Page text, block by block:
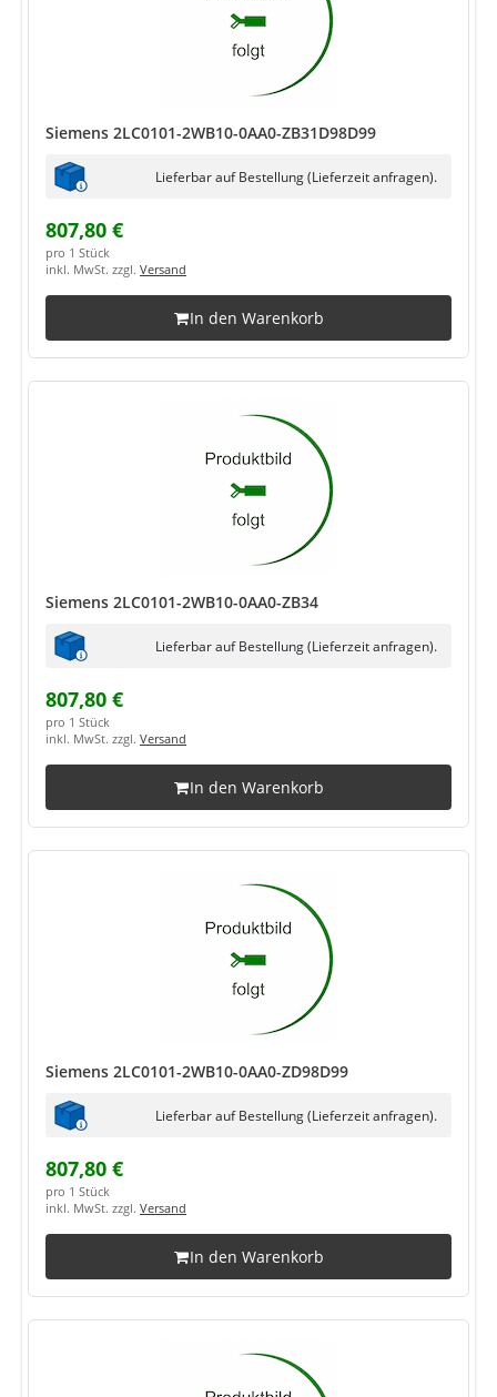
Siemens 2LC0101-2WB10-0AA0-ZB31D98D99
Lieferbar auf Bestellung (Lieferzeit anfragen).
807,80 €
pro 1 Stück
inkl. MwSt. zzgl. Versand
In den Warenkorb
Siemens 2LC0101-2WB10-0AA0-ZB34
Lieferbar auf Bestellung (Lieferzeit anfragen).
807,80 €
pro 1 Stück
inkl. MwSt. zzgl. Versand
In den Warenkorb
Siemens 2LC0101-2WB10-0AA0-ZD98D99
Lieferbar auf Bestellung (Lieferzeit anfragen).
807,80 €
pro 1 Stück
inkl. MwSt. zzgl. Versand
In den Warenkorb